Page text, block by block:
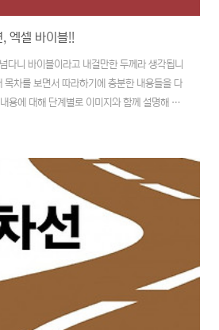
엑셀 바이블!!
니 바이블이라고 내걸만한 두께라 생각됩니
목차를 보면서 따라하기에 충분한 내용들을 다
용에 대해 단계별로 이미지와 함께 설명해 주
를 해 주고 있습니다. 책이 두꺼운 만큼 다루
럼 내용이 많은 경우 두 권으로 나누는 것도 나
고집한 건 바이블이라는 타이틀을 사용하고
가지고 있는 단어의 의미가 있는 만큼 한 번에
기획이 잘된 책이라 생각되었습니다. 한빛미